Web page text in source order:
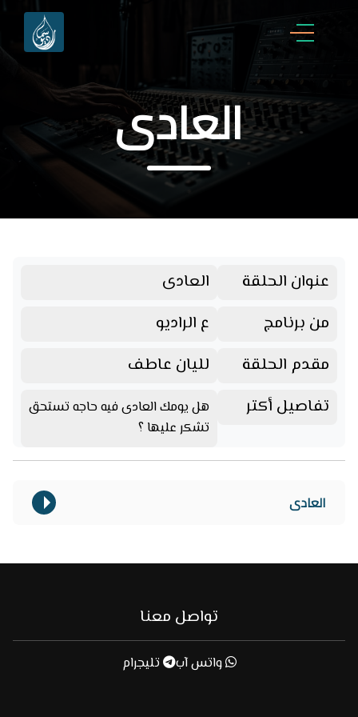
العادى
عنوان الحلقة
العادى
من برنامج
ع الراديو
مقدم الحلقة
لليان عاطف
تفاصيل أكتر
هل يومك العادى فيه حاجه تستحق
تشكر عليها ؟
العادى
تواصل معنا
واتس آب تليجرام